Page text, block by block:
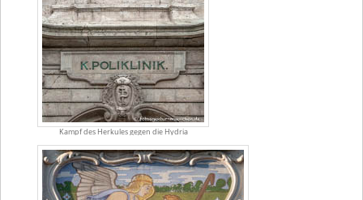
Kampf des Herkules gegen die Hydria